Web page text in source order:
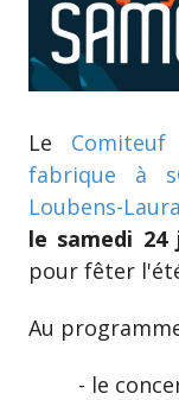
Le Comiteuf
fabrique à
Loubens-
le samedi 24
pour fêter
Au
- le